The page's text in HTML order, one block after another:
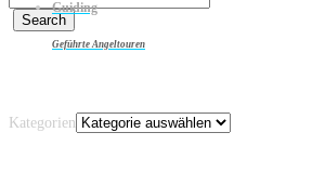
Guiding
Geführte Angeltouren
Kategorien